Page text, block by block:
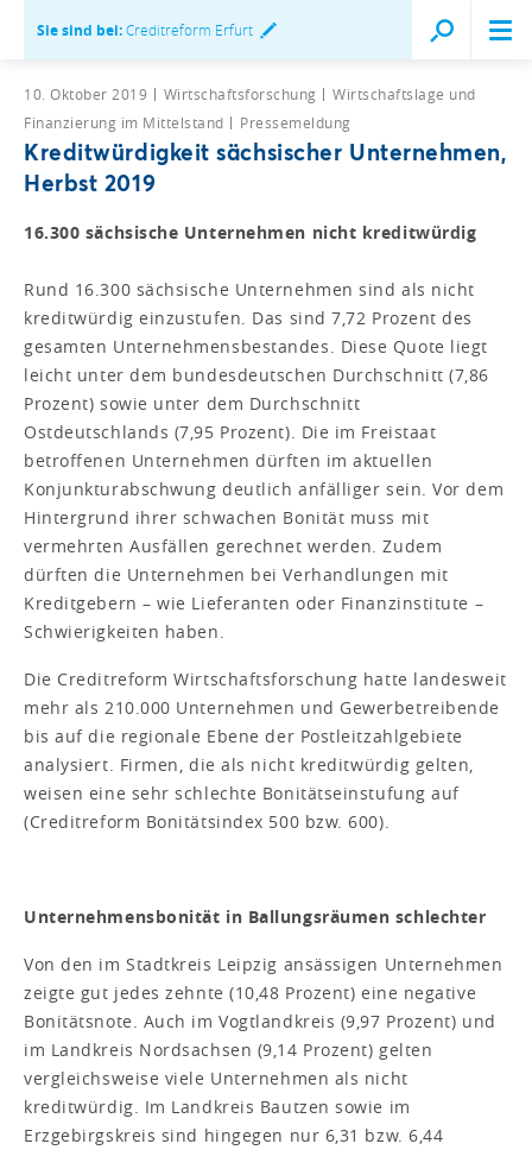
Sie sind bei:Creditreform Erfurt
10. Oktober 2019 Wirtschaftsforschung
Wirtschaftslage und
Finanzierung im Mittelstand
Pressemeldung
Kreditwürdigkeit sächsischer Unternehmen,
Herbst 2019
16.300 sächsische Unternehmen nicht kreditwürdig
Rund 16.300 sächsische Unternehmen sind als nicht
kreditwürdig einzustufen. Das sind 7,72 Prozent des
gesamten Unternehmensbestandes. Diese Quote liegt
leicht unter dem bundesdeutschen Durchschnitt (7,86
Prozent) sowie unter dem Durchschnitt
Ostdeutschlands (7,95 Prozent). Die im Freistaat
betroffenen Unternehmen dürften im aktuellen
Konjunkturabschwung deutlich anfälliger sein. Vor dem
Hintergrund ihrer schwachen Bonität muss mit
vermehrten Ausfällen gerechnet werden. Zudem
dürften die Unternehmen bei Verhandlungen mit
Kreditgebern – wie Lieferanten oder Finanzinstitute –
Schwierigkeiten haben.
Die Creditreform Wirtschaftsforschung hatte landesweit
mehr als 210.000 Unternehmen und Gewerbetreibende
bis auf die regionale Ebene der Postleitzahlgebiete
analysiert. Firmen, die als nicht kreditwürdig gelten,
weisen eine sehr schlechte Bonitätseinstufung auf
(Creditreform Bonitätsindex 500 bzw. 600).
Unternehmensbonität in Ballungsräumen schlechter
Von den im Stadtkreis Leipzig ansässigen Unternehmen
zeigte gut jedes zehnte (10,48 Prozent) eine negative
Bonitätsnote. Auch im Vogtlandkreis (9,97 Prozent) und
im Landkreis Nordsachsen (9,14 Prozent) gelten
vergleichsweise viele Unternehmen als nicht
kreditwürdig. Im Landkreis Bautzen sowie im
Erzgebirgskreis sind hingegen nur 6,31 bzw. 6,44